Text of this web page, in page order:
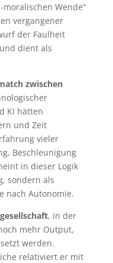
Wende“
vergangener
der Faulheit
dient als
zwischen
KI hätten
und Zeit
vieler
Beschleunigung
in dieser Logik
sondern als
nach Autonomie.
, in der
mehr Output,
werden.
relativiert er mit